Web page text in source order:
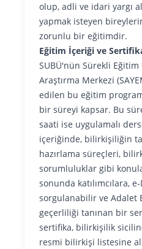
olup, adli ve idari yargı
yapmak isteyen
zorunlu bir eğitimdir.
Eğitim İçeriği ve
SUBÜ'nün Sürekli Eğitim
Araştırma Merkezi
edilen bu eğitim
bir süreyi kapsar. Bu
saati ise uygulamalı
içeriğinde, bilirkişiliğin
hazırlama süreçleri,
sorumluluklar gibi
sonunda katılımcılara,
sorgulanabilir ve Adalet
geçerliliği tanınan bir
sertifika, bilirkişilik
resmi bilirkişi listesine